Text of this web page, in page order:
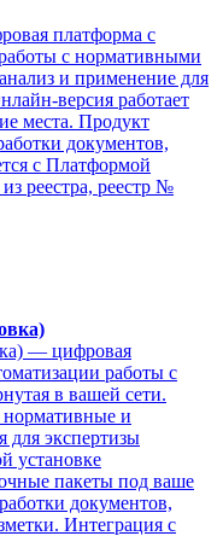
платформа с
с нормативными
и применение для
версия работает
места. Продукт
документов,
с Платформой
реестра, реестр №
— цифровая
работы с
в вашей сети.
нормативные и
для экспертизы
установке
пакеты под ваше
документов,
Интеграция с